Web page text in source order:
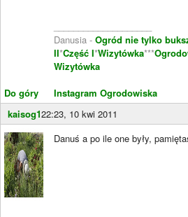
Do góry
Danusia - Ogród nie tylko
II*Część I*Wizytówka***
Wizytówka
Instagram Ogrodowiska
kaisog122:23, 10 kwi 2011
Danuś a po ile one były,